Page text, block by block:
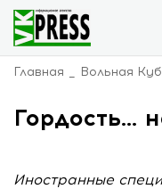
Главная Вольная
Гордость…
Иностранные